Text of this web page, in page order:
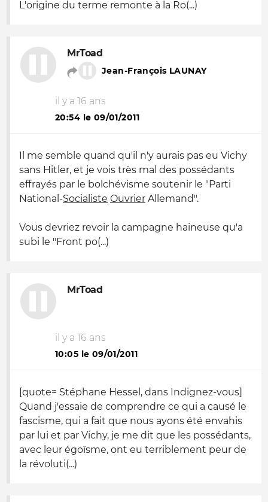
L'origine du terme remonte à la Ro(...)
MrToad
Jean-François LAUNAY
il y a 16 ans
20:54 le 09/01/2011
Il me semble quand qu'il n'y aurais pas eu Vichy
sans Hitler, et je vois très mal des possédants
effrayés par le bolchévisme soutenir le "Parti
National-Socialiste Ouvrier Allemand".
Vous devriez revoir la campagne haineuse qu'a
subi le "Front po(...)
MrToad
il y a 16 ans
10:05 le 09/01/2011
[quote= Stéphane Hessel, dans Indignez-vous]
Quand j'essaie de comprendre ce qui a causé le
fascisme, qui a fait que nous ayons été envahis
par lui et par Vichy, je me dit que les possédants,
avec leur égoïsme, ont eu terriblement peur de
la révoluti(...)